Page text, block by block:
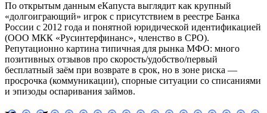
По открытым данным еКапуста выглядит как крупный
«долгоиграющий» игрок с присутствием в реестре Банка
России с 2012 года и понятной юридической идентификацией
(ООО МКК «Русинтерфинанс», членство в СРО).
Репутационно картина типичная для рынка МФО: много
позитивных отзывов про скорость/удобство/первый
бесплатный заём при возврате в срок, но в зоне риска —
просрочка (коммуникации), спорные ситуации со списаниями
и эпизоды оспаривания займов.